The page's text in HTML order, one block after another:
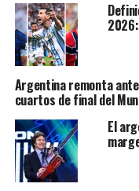
Argentina remonta
cuartos de final del
El